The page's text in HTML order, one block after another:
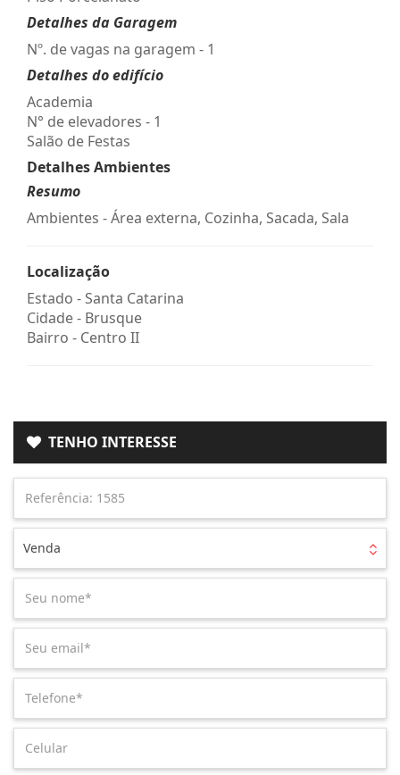
Detalhes da Garagem
Nº. de vagas na garagem - 1
Detalhes do edifício
Academia
N° de elevadores - 1
Salão de Festas
Detalhes Ambientes
Resumo
Ambientes - Área externa, Cozinha, Sacada, Sala
Localização
Estado -Santa Catarina
Cidade - Brusque
Bairro - Centro II
TENHO INTERESSE
Venda